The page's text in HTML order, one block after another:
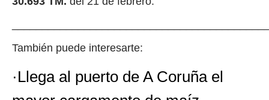
También puede interesarte:
·Llega al puerto de A Coruña el